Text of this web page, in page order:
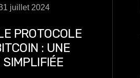
juillet 2024
PROTOCOLE
: UNE